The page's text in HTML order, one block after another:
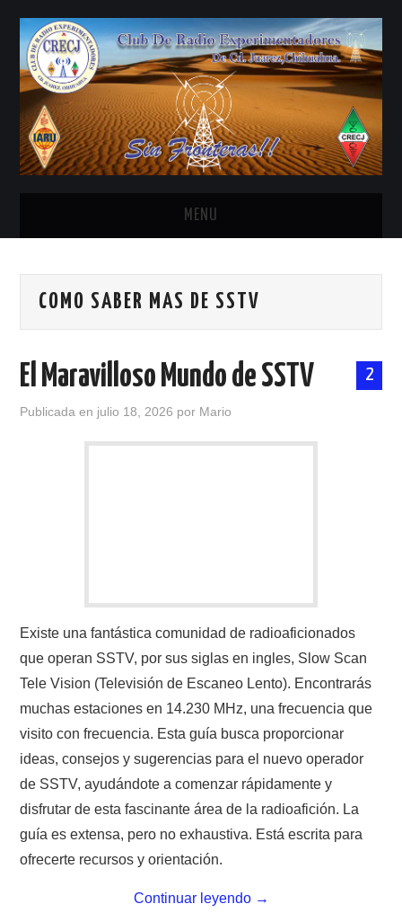
MENU
ANTENAS Y ACCESORIOS
CONTACTO
LITERATURA DE LA RADIO
MIEMBROS ORIGINALES
MORSE CW APRENDE Y MAS
NUESTRAS ACTIVIDADES !
PATROCINADORES
PLAN DE BANDAS DE
COMO SABER MAS DE SSTV
2
El Maravilloso Mundo de SSTV
Publicada en julio 18, 2026 por Mario
Existe una fantástica comunidad de radioaficionados
que operan SSTV, por sus siglas en ingles, Slow Scan
Tele Vision (Televisión de Escaneo Lento). Encontrarás
muchas estaciones en 14.230 MHz, una frecuencia que
visito con frecuencia. Esta guía busca proporcionar
ideas, consejos y sugerencias para el nuevo operador
de SSTV, ayudándote a comenzar rápidamente y
disfrutar de esta fascinante área de la radioafición. La
guía es extensa, pero no exhaustiva. Está escrita para
ofrecerte recursos y orientación.
Continuar leyendo →